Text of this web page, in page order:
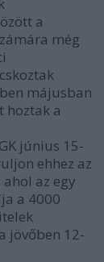
a
még
májusban
hoztak a
június 15-
ehhez az
ahol az egy
a 4000
jövőben 12-